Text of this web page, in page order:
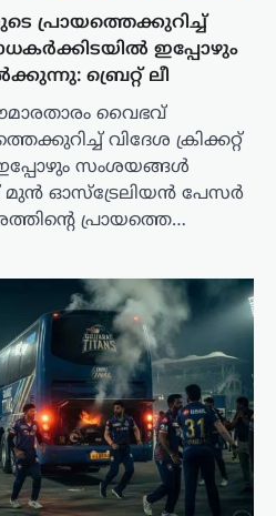
പ്രായത്തെക്കുറിച്ച്
ഇപ്പോഴും
ബ്രെറ്റ് ലീ
വൈഭവ്
വിദേശ ക്രിക്കറ്റ്
സംശയങ്ങൾ
മുൻ ഓസ്ട്രേലിയൻ പേസർ
പ്രായത്തെ…